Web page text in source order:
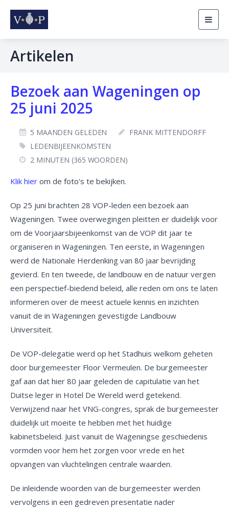
Artikelen
Bezoek aan Wageningen op
25 juni 2025
5 MAANDEN GELEDEN
FRANK MITTENDORFF
LEDENBIJEENKOMSTEN
2 MINUTEN (365 WOORDEN)
Klik hier om de foto's te bekijken.
Op 25 juni brachten 28 VOP-leden een bezoek aan
Wageningen. Twee overwegingen pleitten er duidelijk voor
om de Voorjaarsbijeenkomst van de VOP dit jaar te
organiseren in Wageningen. Ten eerste, in Wageningen
werd de Nationale Herdenking van 80 jaar bevrijding
gevierd. En ten tweede, de landbouw en de natuur vergen
een perspectief-biedend beleid, alle reden om ons te laten
informeren over de meest actuele kennis en inzichten
vanuit de in Wageningen gevestigde Landbouw
Universiteit.
De VOP-delegatie werd op het Stadhuis welkom geheten
door burgemeester Floor Vermeulen. De burgemeester
gaf aan dat hier 80 jaar geleden de capitulatie van het
Duitse leger in Hotel De Wereld werd getekend.
Verwijzend naar het VNG-congres, sprak de burgemeester
duidelijk uit moeite te hebben met het huidige
kabinetsbeleid. Juist vanuit de Wageningse geschiedenis
vormden voor hem het zorgen voor vrede en het
opvangen van vluchtelingen centrale waarden.
De inleidende woorden van de burgemeester werden
vervolgens in een gedreven presentatie nader